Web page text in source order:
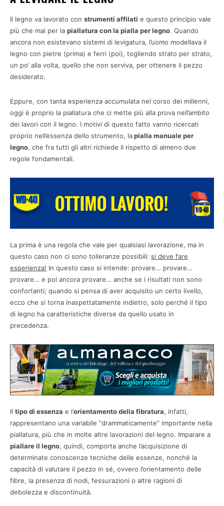
Il legno va lavorato con strumenti affilati e questo principio vale
più che mai per la piallatura con la pialla per legno. Quando
ancora non esistevano sistemi di levigatura, l’uomo modellava il
legno con pietre (prima) e ferri (poi), togliendo strato per strato,
un po’ alla volta, quello che non serviva, per ottenere il pezzo
desiderato.
Eppure, con tanta esperienza accumulata nel corso dei millenni,
oggi è proprio la piallatura che ci mette più alla prova nell’ambito
dei lavori con il legno. I motivi di questo fatto vanno ricercati
proprio nell’essenza dello strumento, lapialla manuale per
legno, che fra tutti gli altri richiede il rispetto di almeno due
regole fondamentali.
La prima è una regola che vale per qualsiasi lavorazione, ma in
questo caso non ci sono tolleranze possibili: si deve fare
esperienza! In questo caso si intende: provare… provare…
provare… e poi ancora provare… anche se i risultati non sono
confortanti; quando si pensa di aver acquisito un certo livello,
ecco che si torna inaspettatamente indietro, solo perché il tipo
di legno ha caratteristiche diverse da quello usato in
precedenza.
Il tipo di essenza e l’orientamento della fibratura, infatti,
rappresentano una variabile “drammaticamente” importante nella
piallatura, più che in molte altre lavorazioni del legno. Imparare a
piallare il legno, quindi, comporta anche l’acquisizione di
determinate conoscenze tecniche delle essenze, nonché la
capacità di valutare il pezzo in sé, ovvero l’orientamento delle
fibre, la presenza di nodi, fessurazioni o altre ragioni di
debolezza e discontinuità.